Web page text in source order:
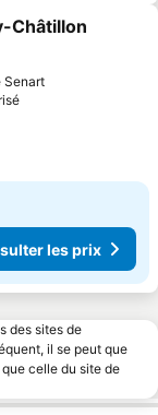
favoris
Châtillon
Senart
Consulter les
les prix
des sites de
il se peut que
celle du site de